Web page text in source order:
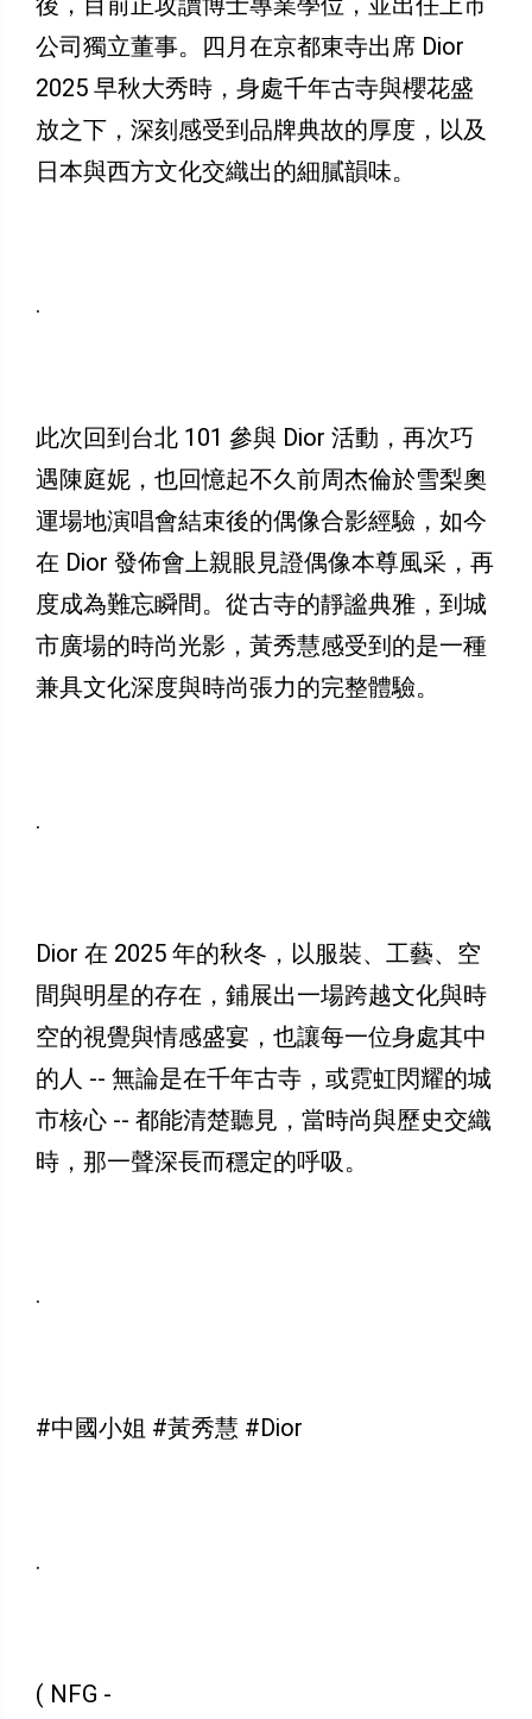
公司獨立董事。四月在京都東寺出席 Dior
2025 早秋大秀時，身處千年古寺與櫻花盛
放之下，深刻感受到品牌典故的厚度，以及
日本與西方文化交織出的細膩韻味。
.
此次回到台北 101 參與 Dior 活動，再次巧
遇陳庭妮，也回憶起不久前周杰倫於雪梨奧
運場地演唱會結束後的偶像合影經驗，如今
在 Dior 發佈會上親眼見證偶像本尊風采，再
度成為難忘瞬間。從古寺的靜謐典雅，到城
市廣場的時尚光影，黃秀慧感受到的是一種
兼具文化深度與時尚張力的完整體驗。
.
Dior 在 2025 年的秋冬，以服裝、工藝、空
間與明星的存在，鋪展出一場跨越文化與時
空的視覺與情感盛宴，也讓每一位身處其中
的人 -- 無論是在千年古寺，或霓虹閃耀的城
市核心 -- 都能清楚聽見，當時尚與歷史交織
時，那一聲深長而穩定的呼吸。
.
#中國小姐 #黃秀慧 #Dior
.
( NFG -